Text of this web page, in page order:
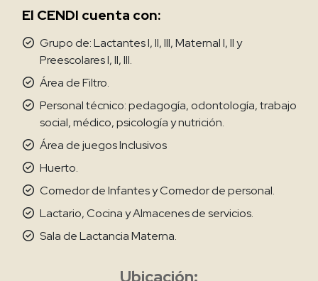
El CENDI cuenta con:
Grupo de: Lactantes I, II, III, Maternal I, II y
Preescolares I, II, III.
Área de Filtro.
Personal técnico: pedagogía, odontología, trabajo
social, médico, psicología y nutrición.
Área de juegos Inclusivos
Huerto.
Comedor de Infantes y Comedor de personal.
Lactario, Cocina y Almacenes de servicios.
Sala de Lactancia Materna.